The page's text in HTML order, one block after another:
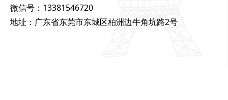
微信号 ： 13381546720
地址 ： 广东省东莞市东城区柏洲边牛角坑路2号